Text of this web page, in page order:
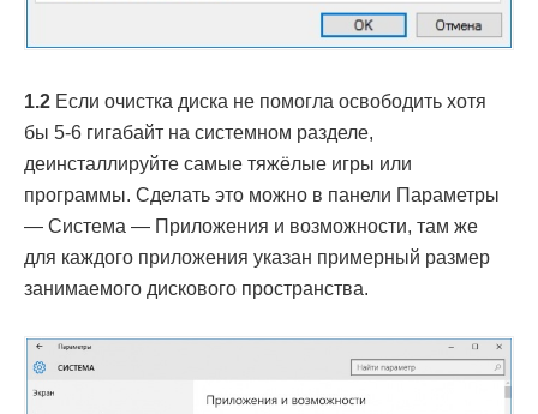
1.2 Если очистка диска не помогла освободить хотя
бы 5-6 гигабайт на системном разделе,
деинсталлируйте самые тяжёлые игры или
программы. Сделать это можно в панели Параметры
— Система — Приложения и возможности, там же
для каждого приложения указан примерный размер
занимаемого дискового пространства.